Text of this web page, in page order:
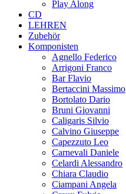
Play Along
CD
LEHREN
Zubehör
Komponisten
Agnello Federico
Arrigoni Franco
Bar Flavio
Bertaccini Massimo
Bortolato Dario
Bruni Giovanni
Caligaris Silvio
Calvino Giuseppe
Capezzuto Leo
Carnevali Daniele
Celardi Alessandro
Chiara Claudio
Ciampani Angela